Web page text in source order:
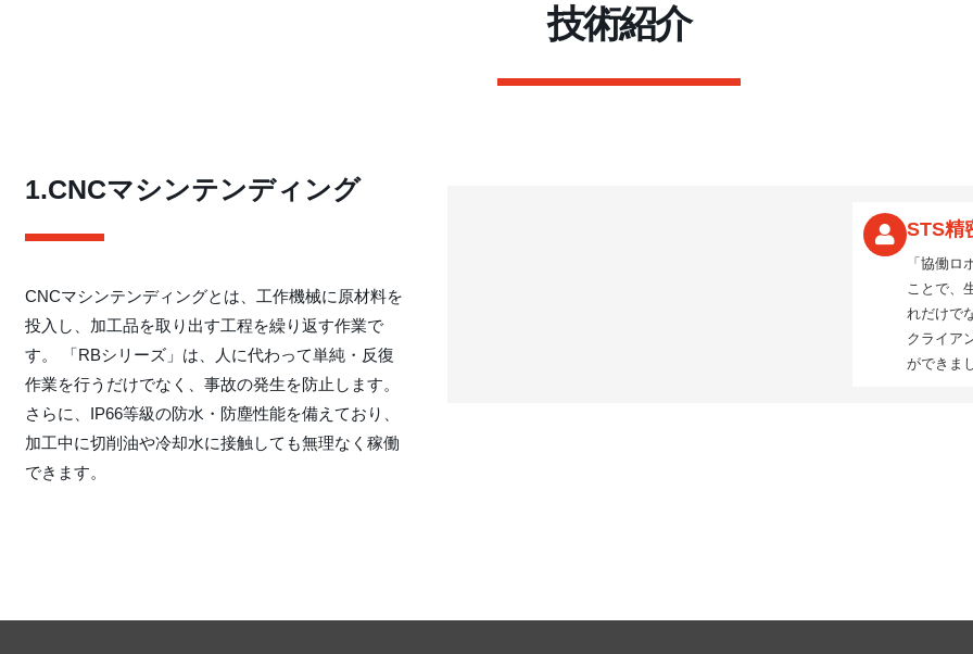
技術紹介
1.CNCマシンテンディング
CNCマシンテンディングとは、工作機械に原材料を
投入し、加工品を取り出す工程を繰り返す作業で
す。 「RBシリーズ」は、人に代わって単純・反復
作業を行うだけでなく、事故の発生を防止します。
さらに、IP66等級の防水・防塵性能を備えており、
加工中に切削油や冷却水に接触しても無理なく稼働
できます。
STS精
「協働ロ
ことで、
れだけで
クライア
ができま